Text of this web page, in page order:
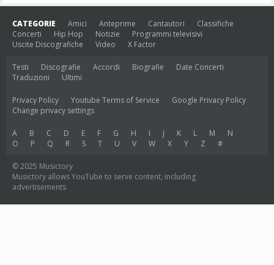
CATEGORIE Amici Anteprime Cantautori
Classifiche
Concerti
Hip Hop Notizie
Programmi televisivi
Uscite Discografiche
Video X Factor
Testi Discografie Accordi Biografie
Date Concerti
Traduzioni
Ultimi
Privacy Policy Youtube Terms of Service
Google Privacy Policy
Change privacy settings
A B C D E F G H I J K L M
N
O
P Q R S T U V W X Y Z #
© 2025 Musictory
Musictory allows YouTube to serve content, including
advertisements